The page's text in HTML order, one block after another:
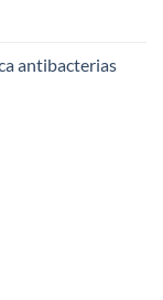
antibacterias